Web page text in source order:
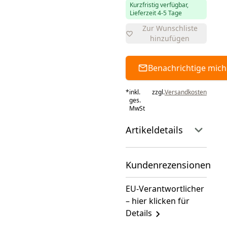
Kurzfristig verfügbar,
Lieferzeit 4-5 Tage
Zur Wunschliste
hinzufügen
Benachrichtige mich
*inkl.
ges.
MwSt
zzgl.Versandkosten
Artikeldetails
Kundenrezensionen
EU-Verantwortlicher
– hier klicken für
Details